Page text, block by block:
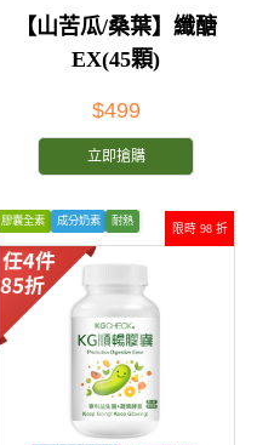
【山苦瓜/桑葉】纖醣
EX(45顆)
$499
立即搶購
限時 98 折
膠囊全素 成分奶素 耐熱